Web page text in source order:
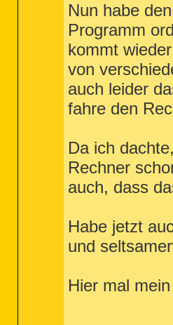
Nun habe
Programm
kommt
von
auch leider
fahre den
Da ich
Rechner
auch, dass
Habe jetzt
und
Hier mal